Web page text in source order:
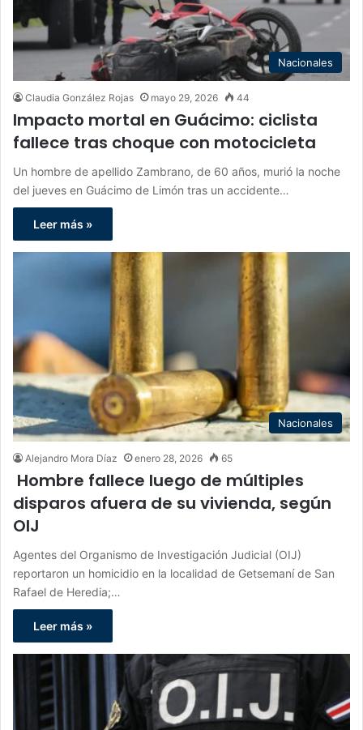
Nacionales
Claudia González Rojas mayo 29, 2026 44
Impacto mortal en Guácimo: ciclista
fallece tras choque con motocicleta
Un hombre de apellido Zambrano, de 60 años, murió la noche
del jueves en Guácimo de Limón tras un accidente…
Leer más »
Nacionales
Alejandro Mora Díaz enero 28, 2026 65
Hombre fallece luego de múltiples
disparos afuera de su vivienda, según
OIJ
Agentes del Organismo de Investigación Judicial (OIJ)
reportaron un homicidio en la localidad de Getsemaní de San
Rafael de Heredia;…
Leer más »